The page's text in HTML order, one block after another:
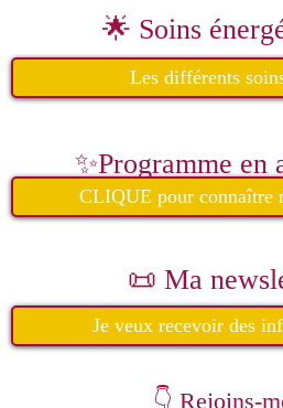
🌟 Soins
Les différents
✨Programme en
CLIQUE pour connaître
📜 Ma
Je veux recevoir des
👇 Rejoins-